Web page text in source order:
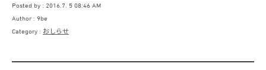
Posted by
2016.7. 5 08:46 AM
Author
9be
Category
おしらせ